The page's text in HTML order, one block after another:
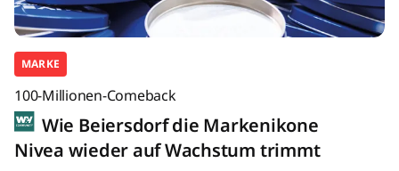
MARKE
100-Millionen-Comeback
Wie Beiersdorf die Markenikone
Nivea wieder auf Wachstum trimmt